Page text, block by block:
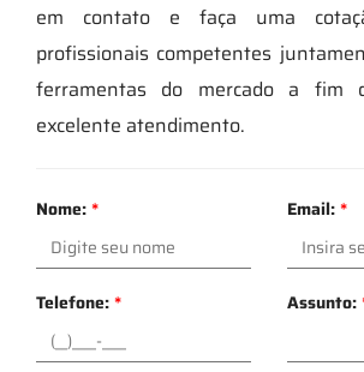
em contato e faça uma
profissionais competentes
ferramentas do mercado a fim
excelente atendimento.
Nome:* Email:*
Telefone:* Assunto: